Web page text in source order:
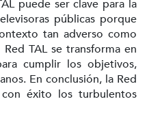
puede ser clave para la
públicas porque
tan adverso como
TAL se transforma en
cumplir los objetivos,
En conclusión, la Red
éxito los turbulentos